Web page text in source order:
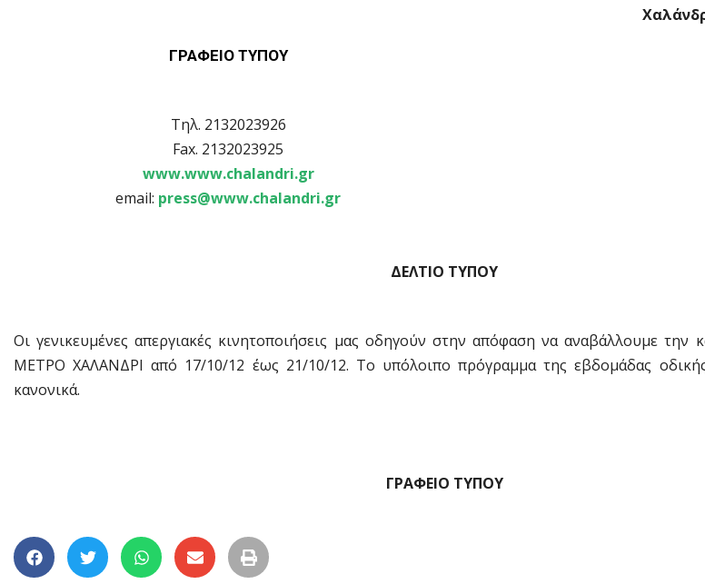
ΓΡΑΦΕΙΟ ΤΥΠΟΥ
Τηλ. 2132023926
Fax. 2132023925
www.www.chalandri.gr
email: press@www.chalandri.gr
ΔΕΛΤΙΟ ΤΥΠΟΥ
Οι γενικευμένες απεργιακές κινητοποιήσεις μας οδηγούν στην απόφαση να αναβάλλουμε την
ΜΕΤΡΟ ΧΑΛΑΝΔΡΙ από 17/10/12 έως 21/10/12. Το υπόλοιπο πρόγραμμα της εβδομάδας οδικής
κανονικά.
ΓΡΑΦΕΙΟ ΤΥΠΟΥ